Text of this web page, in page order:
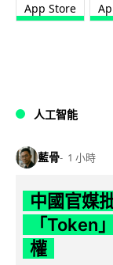
App Store
人工智能
藍骨 1 小時
中國官媒
「Token
權